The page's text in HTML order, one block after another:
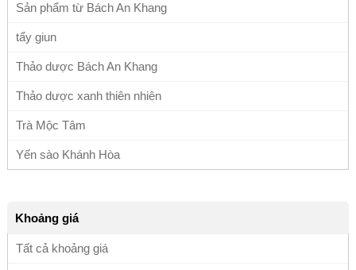
Sản phẩm từ Bách An Khang
tẩy giun
Thảo dược Bách An Khang
Thảo dược xanh thiên nhiên
Trà Mộc Tâm
Yến sào Khánh Hòa
Khoảng giá
Tất cả khoảng giá